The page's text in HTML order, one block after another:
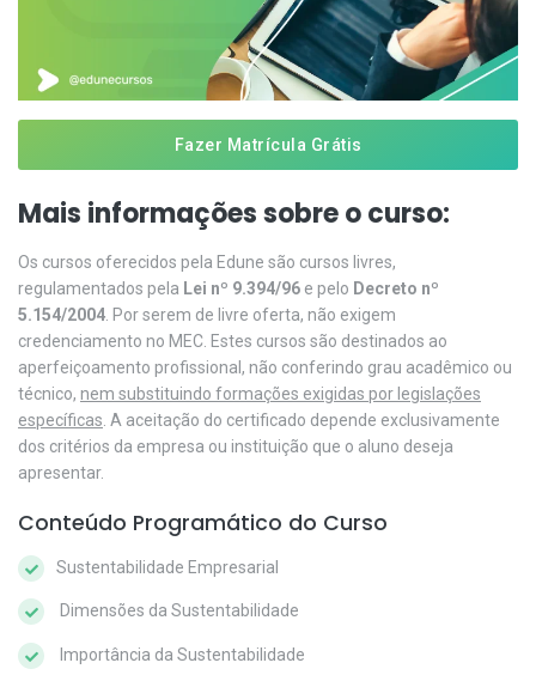
Fazer Matrícula Grátis
Mais informações sobre o curso:
Os cursos oferecidos pela Edune são cursos livres,
regulamentados pela Lei nº 9.394/96 e pelo Decreto nº
5.154/2004 . Por serem de livre oferta, não exigem
credenciamento no MEC. Estes cursos são destinados ao
aperfeiçoamento profissional, não conferindo grau acadêmico ou
técnico, nem substituindo formações exigidas por legislações
específicas . A aceitação do certificado depende exclusivamente
dos critérios da empresa ou instituição que o aluno deseja
apresentar.
Conteúdo Programático do Curso
Sustentabilidade Empresarial
Dimensões da Sustentabilidade
Importância da Sustentabilidade